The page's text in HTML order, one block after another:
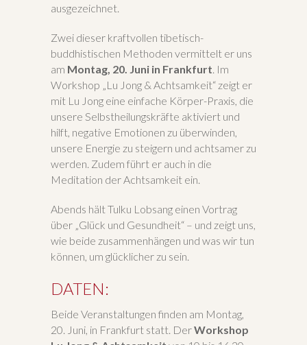
ausgezeichnet.
Zwei dieser kraftvollen tibetisch-
buddhistischen Methoden vermittelt er uns
am Montag, 20. Juni in Frankfurt . Im
Workshop „Lu Jong & Achtsamkeit“ zeigt er
mit Lu Jong eine einfache Körper-Praxis, die
unsere Selbstheilungskräfte aktiviert und
hilft, negative Emotionen zu überwinden,
unsere Energie zu steigern und achtsamer zu
werden. Zudem führt er auch in die
Meditation der Achtsamkeit ein.
Abends hält Tulku Lobsang einen Vortrag
über „Glück und Gesundheit“ – und zeigt uns,
wie beide zusammenhängen und was wir tun
können, um glücklicher zu sein.
DATEN:
Beide Veranstaltungen finden am Montag,
20. Juni, in Frankfurt statt. DerWorkshop